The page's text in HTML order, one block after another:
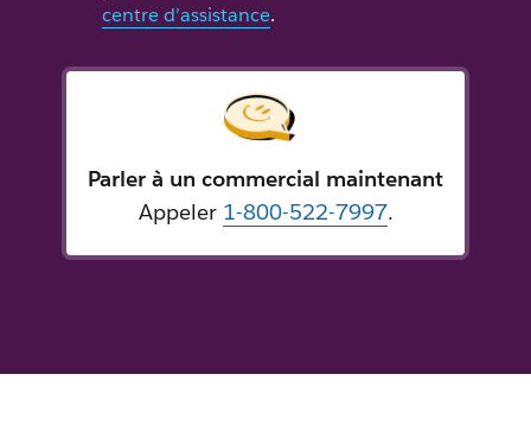
centre d’assistance.
Parler à un commercial maintenant
Appeler 1-800-522-7997.